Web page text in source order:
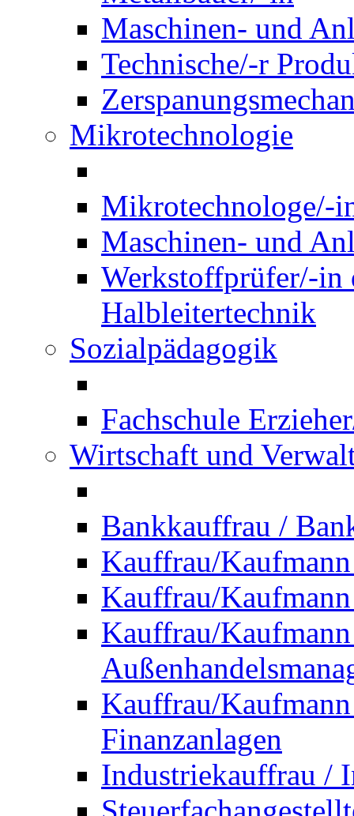
Maschinen- und
Technische/-r
Mikrotechnologie
Mikrotechnologe/-
Maschinen- und
Werkstoffprüfer/-in
Halbleitertechnik
Sozialpädagogik
Fachschule
Wirtschaft und
Bankkauffrau /
Kauffrau/
Kauffrau/
Kauffrau/
Kauffrau/
Finanzanlagen
Industriekauffrau /